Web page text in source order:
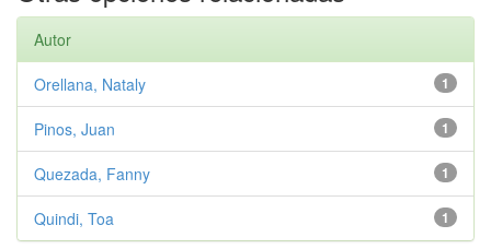
Autor
1
Orellana, Nataly
1
Pinos, Juan
1
Quezada, Fanny
1
Quindi, Toa